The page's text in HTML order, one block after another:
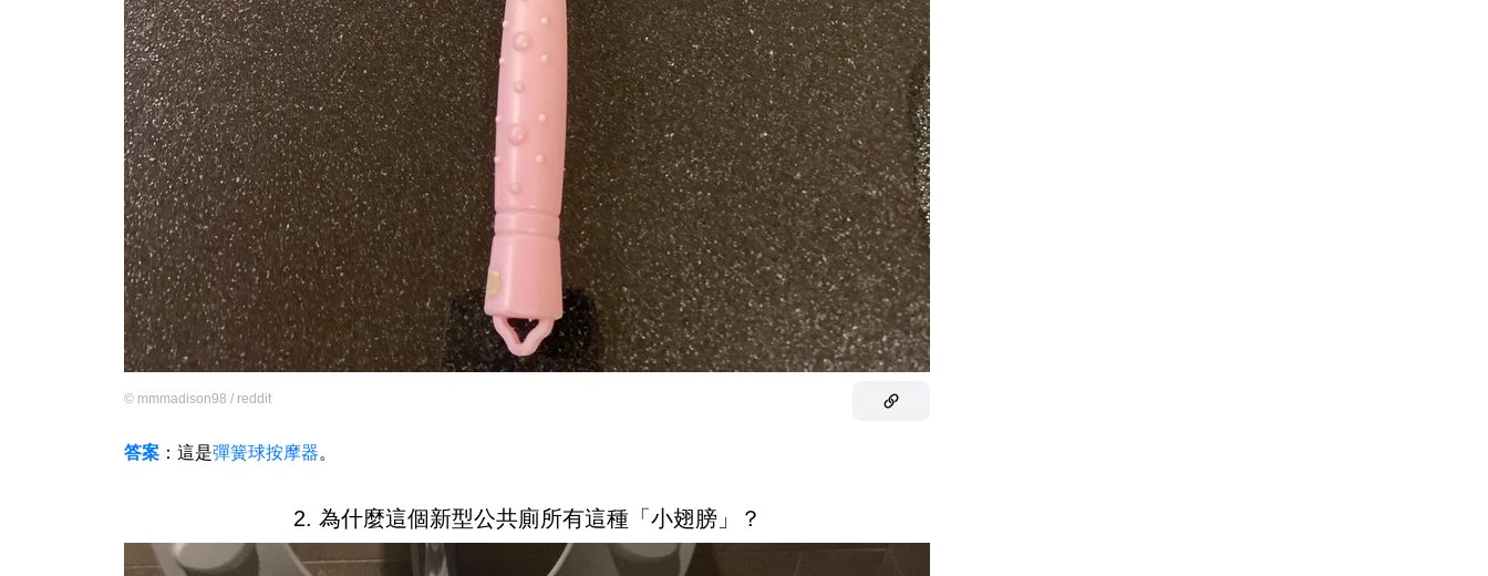
© mmmadison98 / reddit
答案 ：這是彈簧球按摩器。
2. 為什麼這個新型公共廁所有這種「小翅膀」？